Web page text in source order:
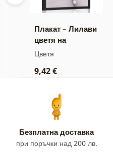
Плакат – Лилави
цветя на
абстрактен фон
Цветя
9,42 €
Безплатна доставка
при поръчки над 200 лв.